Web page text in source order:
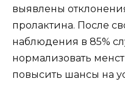
выявлены
пролактина. После
наблюдения в 85%
нормализовать
повысить шансы на